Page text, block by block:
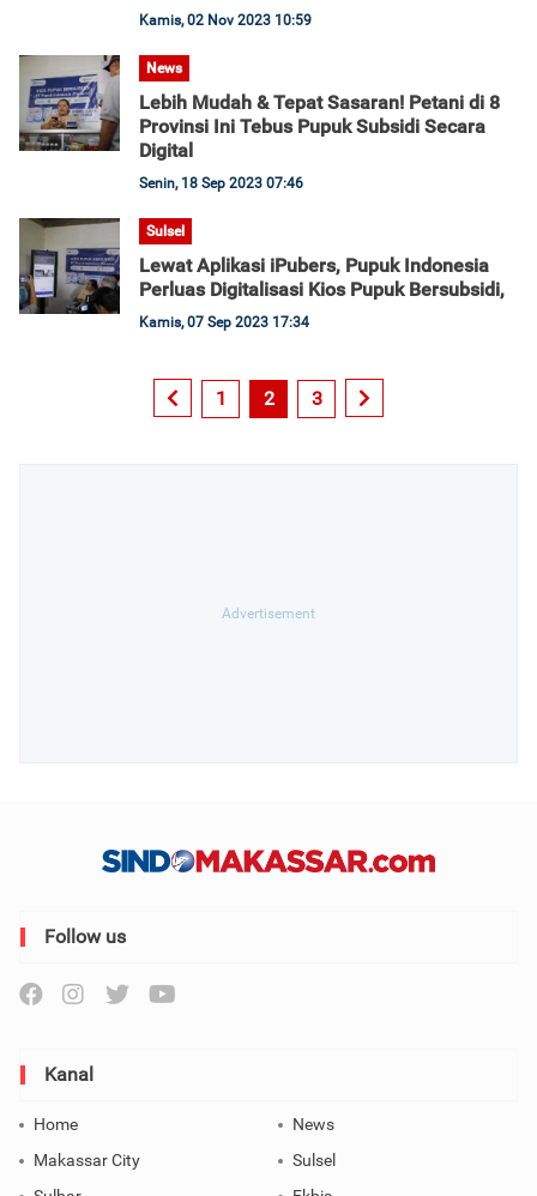
Kamis, 02 Nov 2023 10:59
News
Lebih Mudah & Tepat Sasaran! Petani di 8
Provinsi Ini Tebus Pupuk Subsidi Secara
Digital
Senin, 18 Sep 2023 07:46
Sulsel
Lewat Aplikasi iPubers, Pupuk Indonesia
Perluas Digitalisasi Kios Pupuk Bersubsidi,
Kamis, 07 Sep 2023 17:34
1 2 3
Follow us
Kanal
Home
News
Makassar City
Sulsel